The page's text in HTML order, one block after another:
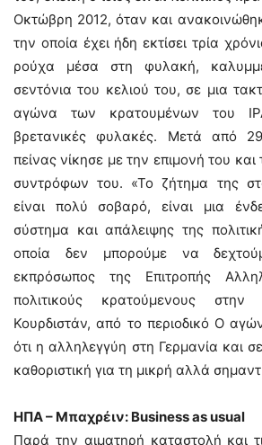
Οκτώβρη 2012, όταν και
την οποία έχει ήδη εκτίσει τρία
ρούχα μέσα στη φυλακή,
σεντόνια του κελιού του, σε μια
αγώνα των κρατουμένων του
βρετανικές φυλακές. Μετά από
πείνας νίκησε με την επιμονή του
συντρόφων του. «Το ζήτημα της
είναι πολύ σοβαρό, είναι μια
σύστημα και απάλειψης της
οποία δεν μπορούμε να
εκπρόσωπος της Επιτροπής
πολιτικούς κρατούμενους
Κουρδιστάν, από το περιοδικό Ο
ότι η αλληλεγγύη στη Γερμανία και
καθοριστική για τη μικρή αλλά
ΗΠΑ – Μπαχρέιν: Business as usual
Παρά την αιματηρή καταστολή και